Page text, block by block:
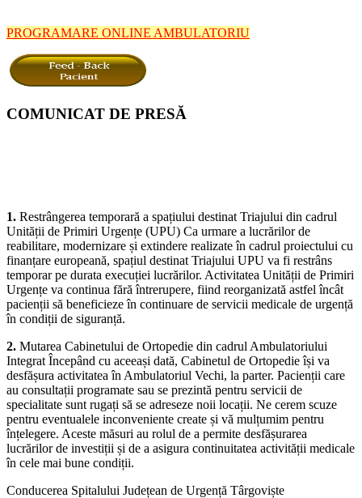
PROGRAMARE ONLINE AMBULATORIU
COMUNICAT DE PRESĂ
1. Restrângerea temporară a spațiului destinat Triajului din cadrul
Unității de Primiri Urgențe (UPU) Ca urmare a lucrărilor de
reabilitare, modernizare și extindere realizate în cadrul proiectului cu
finanțare europeană, spațiul destinat Triajului UPU va fi restrâns
temporar pe durata execuției lucrărilor. Activitatea Unității de Primiri
Urgențe va continua fără întrerupere, fiind reorganizată astfel încât
pacienții să beneficieze în continuare de servicii medicale de urgență
în condiții de siguranță.
2. Mutarea Cabinetului de Ortopedie din cadrul Ambulatoriului
Integrat Începând cu aceeași dată, Cabinetul de Ortopedie își va
desfășura activitatea în Ambulatoriul Vechi, la parter. Pacienții care
au consultații programate sau se prezintă pentru servicii de
specialitate sunt rugați să se adreseze noii locații. Ne cerem scuze
pentru eventualele inconveniente create și vă mulțumim pentru
înțelegere. Aceste măsuri au rolul de a permite desfășurarea
lucrărilor de investiții și de a asigura continuitatea activității medicale
în cele mai bune condiții.
Conducerea Spitalului Județean de Urgență Târgoviște
au
dreptul
mai
înaltă
calitate
de
care
societatea
dispune,
în
conformitate
cu
resursele
umane,
financiare
şi
materiale.
Pacientul
are
dreptul